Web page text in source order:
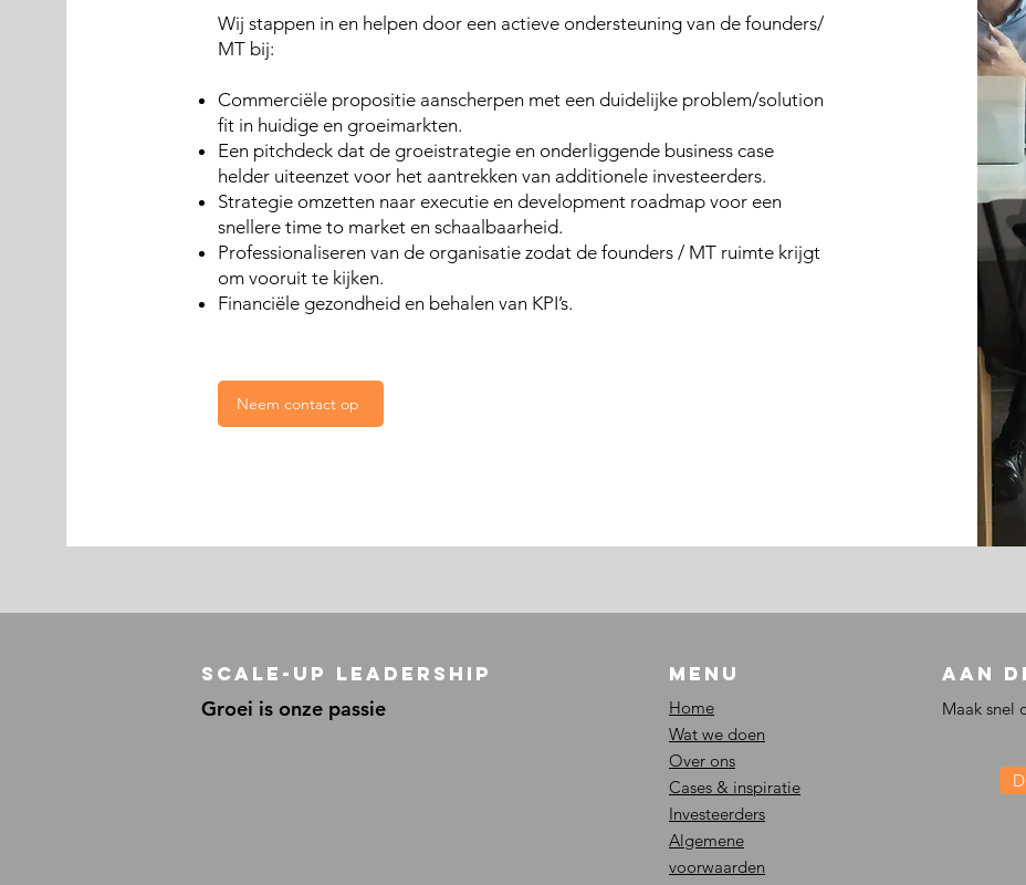
Wij stappen in en helpen door een actieve ondersteuning van de founders/
MT bij:
Commerciële propositie aanscherpen met een duidelijke problem/solution
fit in huidige en groeimarkten.
Een pitchdeck dat de groeistrategie en onderliggende business case
helder uiteenzet voor het aantrekken van additionele investeerders.
Strategie omzetten naar executie en development roadmap voor een
snellere time to market en schaalbaarheid.
Professionaliseren van de organisatie zodat de founders / MT ruimte krijgt
om vooruit te kijken.
Financiële gezondheid en behalen van KPI’s.
Neem contact op
Scale-Up Leadership
Groei is onze passie
Menu
Home
Wat we doen
Over ons
Cases & inspiratie
Investeerders
Algemene
voorwaarden
Aan
Maak snel